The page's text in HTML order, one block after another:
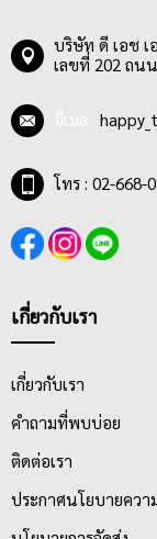
นักเรียน นักศึกษา ส
สมุดฉีกเส้นมาตรฐา
ตั้งแต่ 25 แผ่น, 30
การเข้าเล่มแบบ
ลวดลายสดใส น่าซื้อ
บริษัท ดี เอช เ
เลขที่ 202 ถน
โทร : 02-668-
เกี่ยวกับเรา
เกี่ยวกับเรา
คำถามที่พบบ่อย
ติดต่อเรา
ประกาศนโยบายคว